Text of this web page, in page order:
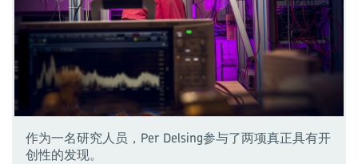
作为一名研究人员，Per Delsing参与了两项真正具有开
创性的发现。